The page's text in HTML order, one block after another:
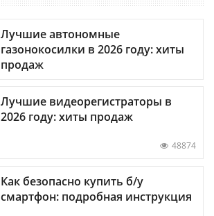
Лучшие автономные
газонокосилки в 2026 году: хиты
продаж
Лучшие видеорегистраторы в
2026 году: хиты продаж
48874
Как безопасно купить б/у
смартфон: подробная инструкция